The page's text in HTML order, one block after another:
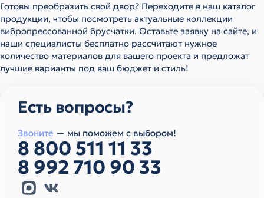
Готовы преобразить свой двор? Переходите в наш каталог
продукции, чтобы посмотреть актуальные коллекции
вибропрессованной брусчатки. Оставьте заявку на сайте, и
наши специалисты бесплатно рассчитают нужное
количество материалов для вашего проекта и предложат
лучшие варианты под ваш бюджет и стиль!
Есть вопросы?
Звоните — мы поможем с выбором!
8 800 511 11 33
8 992 710 90 33